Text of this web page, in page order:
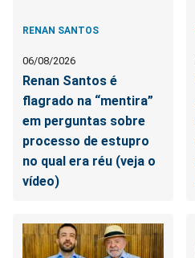
RENAN SANTOS
06/08/2026
Renan Santos é
flagrado na “mentira”
em perguntas sobre
processo de estupro
no qual era réu (veja o
vídeo)